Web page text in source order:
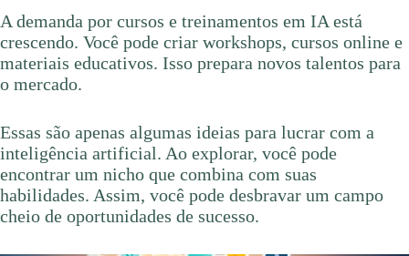
A demanda por cursos e treinamentos em IA está
crescendo. Você pode criar workshops, cursos online e
materiais educativos. Isso prepara novos talentos para
o mercado.
Essas são apenas algumas ideias para lucrar com a
inteligência artificial. Ao explorar, você pode
encontrar um nicho que combina com suas
habilidades. Assim, você pode desbravar um campo
cheio de oportunidades de sucesso.